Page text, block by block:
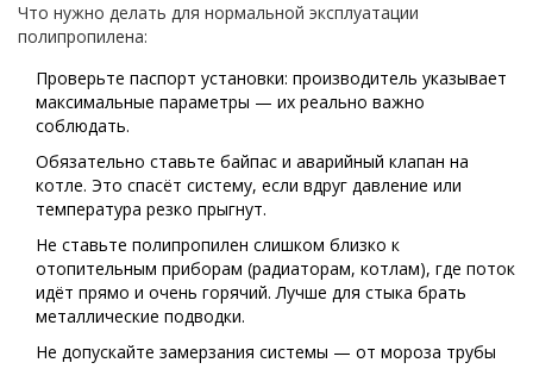
Что нужно делать для нормальной эксплуатации
полипропилена:
Проверьте паспорт установки: производитель указывает
максимальные параметры — их реально важно
соблюдать.
Обязательно ставьте байпас и аварийный клапан на
котле. Это спасёт систему, если вдруг давление или
температура резко прыгнут.
Не ставьте полипропилен слишком близко к
отопительным приборам (радиаторам, котлам), где поток
идёт прямо и очень горячий. Лучше для стыка брать
металлические подводки.
Не допускайте замерзания системы — от мороза трубы